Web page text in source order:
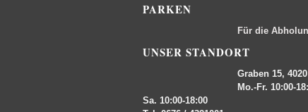
PARKEN
Für die
UNSER STANDORT
Graben 15,
Mo.-Fr. 10:00-
Sa. 10:00-18:00